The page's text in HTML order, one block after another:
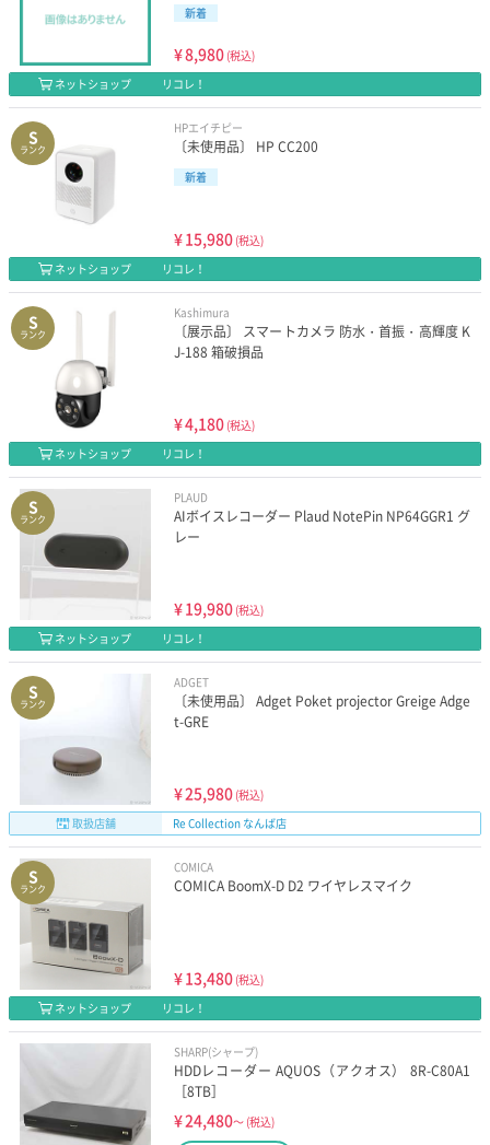
新着
¥8,980 (税込)
ネットショップ
リコレ！
S
ランク
HPエイチピー
〔未使用品〕 HP CC200
新着
¥15,980 (税込)
ネットショップ
リコレ！
S
ランク
Kashimura
〔展示品〕 スマートカメラ 防水・首振・高輝度 K
J-188 箱破損品
¥4,180 (税込)
ネットショップ
リコレ！
S
ランク
PLAUD
AIボイスレコーダー Plaud NotePin NP64GGR1 グ
レー
¥19,980 (税込)
ネットショップ
リコレ！
S
ランク
ADGET
〔未使用品〕 Adget Poket projector Greige Adge
t-GRE
¥25,980 (税込)
取扱店舗
Re Collection なんば店
S
ランク
COMICA
COMICA BoomX-D D2 ワイヤレスマイク
¥13,480 (税込)
ネットショップ
リコレ！
SHARP(シャープ)
HDDレコーダー AQUOS（アクオス） 8R-C80A1
［8TB］
¥24,480～ (税込)